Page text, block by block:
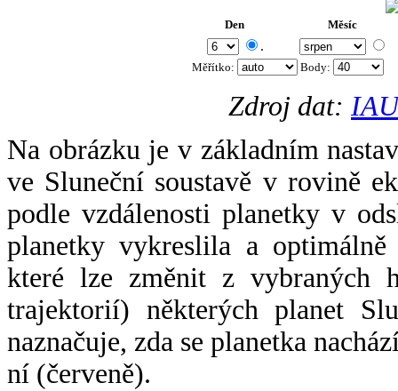
Den Měsíc
.
Měřítko: Body:
Zdroj dat:
Na obrázku je v základním
ve Sluneční soustavě v rovině
podle vzdálenosti planetky v
planetky vykreslila a
které lze změnit z vybraných
trajektorií) některých planet
naznačuje, zda se planetka
ní (červeně).